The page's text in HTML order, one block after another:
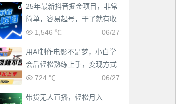
25年最新抖音掘金项目，非常
简单，容易起号，干了就有收
益那种
06/27
1,546 ℃
用AI制作电影不是梦，小白学
会后轻松熟练上手，变现方式
多样，日入2张+
06/27
724 ℃
带货无人直播，轻松月入